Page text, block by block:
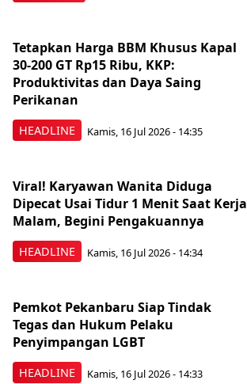
HEADLINE
Tetapkan Harga BBM Khusus Kapal
30-200 GT Rp15 Ribu, KKP:
Produktivitas dan Daya Saing
Perikanan
Kamis, 16 Jul 2026 - 14:35
HEADLINE
Viral! Karyawan Wanita Diduga
Dipecat Usai Tidur 1 Menit Saat Kerja
Malam, Begini Pengakuannya
Kamis, 16 Jul 2026 - 14:34
HEADLINE
Pemkot Pekanbaru Siap Tindak
Tegas dan Hukum Pelaku
Penyimpangan LGBT
Kamis, 16 Jul 2026 - 14:33